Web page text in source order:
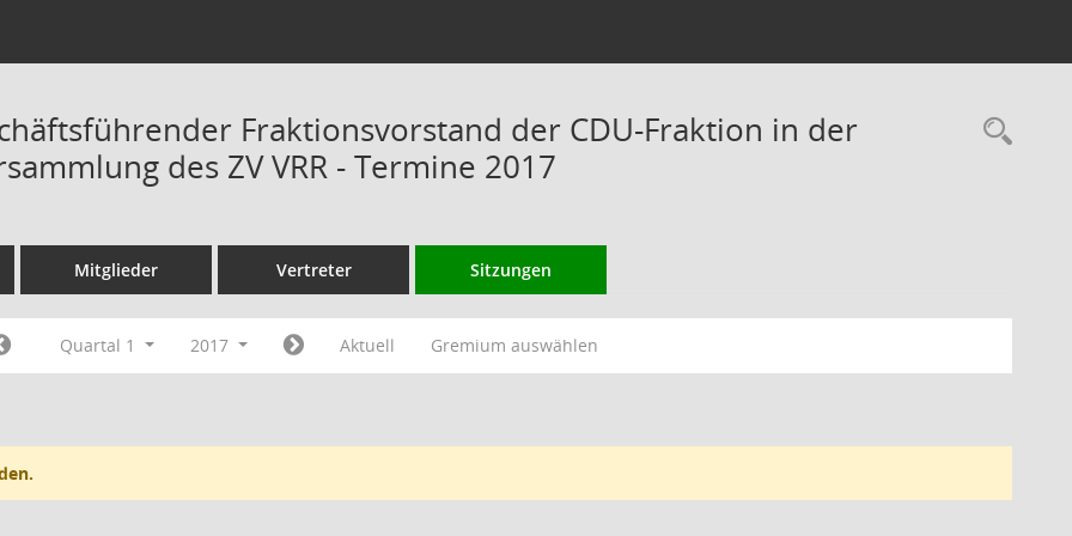
Fraktionsvorstand der CDU-Fraktion in der
des ZV VRR - Termine 2017
Mitglieder Vertreter Sitzungen
Quartal 1 2017 Aktuell Gremium auswählen